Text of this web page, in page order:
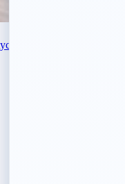
budynków